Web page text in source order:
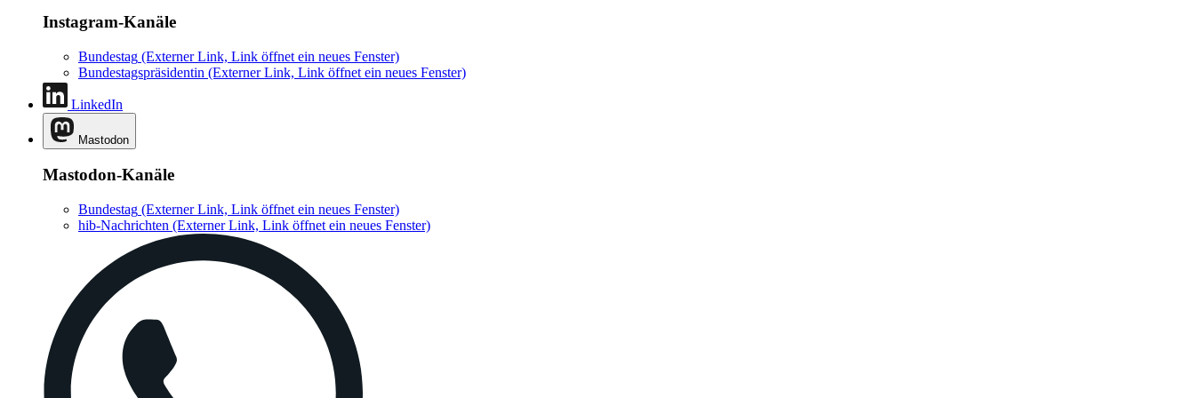
Instagram-Kanäle
Bundestag (Externer Link, Link öffnet ein neues Fenster)
Bundestagspräsidentin (Externer Link, Link öffnet ein neues Fenster)
LinkedIn
Mastodon
Mastodon-Kanäle
Bundestag (Externer Link, Link öffnet ein neues Fenster)
hib-Nachrichten (Externer Link, Link öffnet ein neues Fenster)